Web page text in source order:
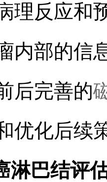
理反应和
内部的信
后完善的
优化后续
淋巴结评